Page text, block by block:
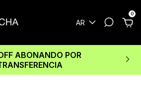
AR
0
ABONANDO POR